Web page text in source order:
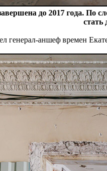
до 2017 года. По
генерал-аншеф времен